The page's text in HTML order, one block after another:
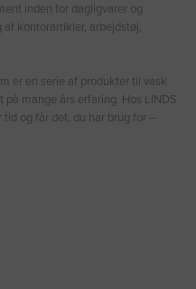
inden for dagligvarer og
kontorartikler, arbejdstøj,
er en serie af produkter til vask
mange års erfaring. Hos LINDS
og får det, du har brug for –